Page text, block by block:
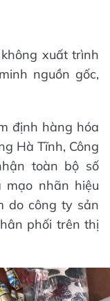
xuất trình
nguồn gốc,
định hàng hóa
Hà Tĩnh, Công
toàn bộ số
nhãn hiệu
do công ty sản
phối trên thị